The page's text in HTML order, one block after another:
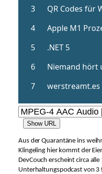
Show URL
Aus der Quarantäne ins
Klingeling hier kommt der
DevCouch erscheint circa
Unterhaltungspodcast von 3